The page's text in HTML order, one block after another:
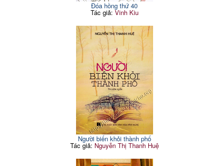
Đóa hồng thứ 40
Tác giả:Vinh Kiu
Người biến khỏi thành phố
Tác giả: Nguyễn Thị Thanh Huệ